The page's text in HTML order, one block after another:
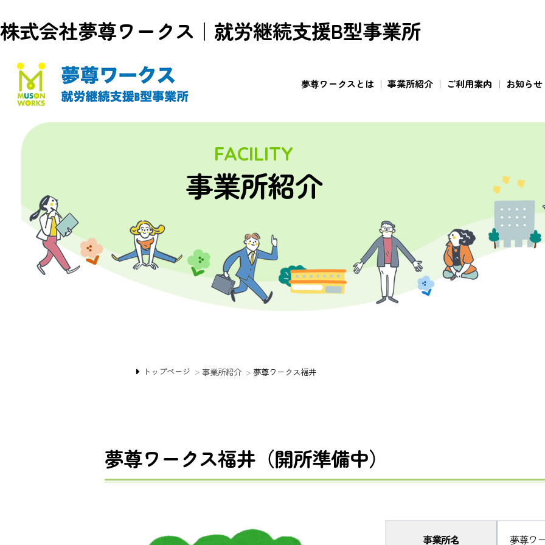
株式会社夢尊ワークス｜就労継続支援B型事業所
夢尊ワークスとは 事業所紹介 ご利用案内 お知らせ
FACILITY
事業所紹介
トップページ > 事業所紹介 > 夢尊ワークス福井
夢尊ワークス福井（開所準備中）
事業所名 夢尊ワ